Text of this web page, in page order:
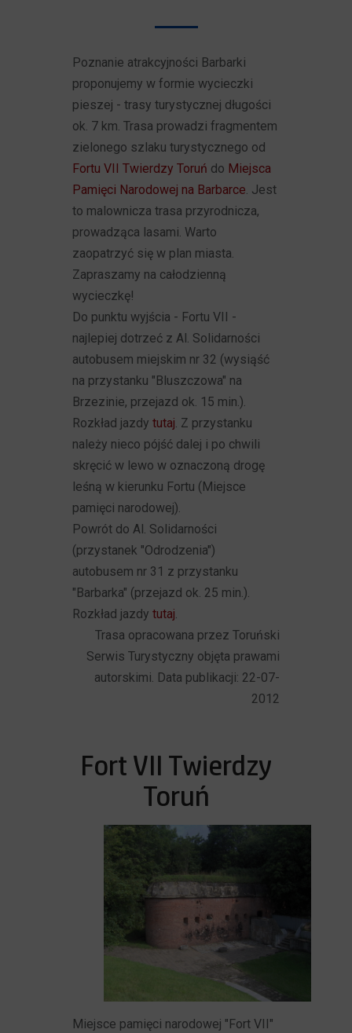
Poznanie atrakcyjności Barbarki
proponujemy w formie wycieczki
pieszej - trasy turystycznej długości
ok. 7 km. Trasa prowadzi fragmentem
zielonego szlaku turystycznego od
Fortu VII Twierdzy Toruń do Miejsca
Pamięci Narodowej na Barbarce. Jest
to malownicza trasa przyrodnicza,
prowadząca lasami. Warto
zaopatrzyć się w plan miasta.
Zapraszamy na całodzienną
wycieczkę!
Do punktu wyjścia - Fortu VII -
najlepiej dotrzeć z Al. Solidarności
autobusem miejskim nr 32 (wysiąść
na przystanku "Bluszczowa" na
Brzezinie, przejazd ok. 15 min.).
Rozkład jazdytutaj. Z przystanku
należy nieco pójść dalej i po chwili
skręcić w lewo w oznaczoną drogę
leśną w kierunku Fortu (Miejsce
pamięci narodowej).
Powrót do Al. Solidarności
(przystanek "Odrodzenia")
autobusem nr 31 z przystanku
"Barbarka" (przejazd ok. 25 min.).
Rozkład jazdytutaj.
Trasa opracowana przez Toruński
Serwis Turystyczny objęta prawami
autorskimi. Data publikacji: 22-07-
2012
Fort VII Twierdzy
Toruń
Miejsce pamięci narodowej "Fort VII"